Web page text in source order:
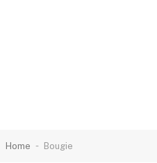
Home - Bougie